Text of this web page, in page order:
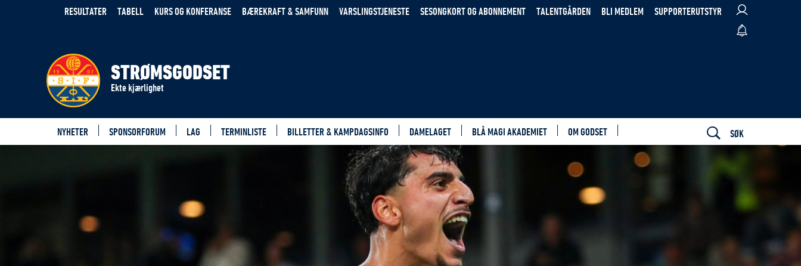
RESULTATER TABELL KURS OG KONFERANSE BÆREKRAFT & SAMFUNN VARSLINGSTJENESTE SESONGKORT OG ABONNEMENT TALENTGÅRDEN BLI MEDLEM SUPPORTERUTSTYR
STRØMSGODSET
Ekte kjærlighet
NYHETER SPONSORFORUM LAG TERMINLISTE BILLETTER & KAMPDAGSINFO DAMELAGET BLÅ MAGI AKADEMIET OM GODSET SØK